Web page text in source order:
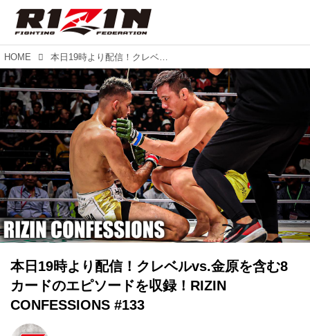
HOME 本日19時より配信！クレベルvs.金原を含む8カードのエピソードを収録！RIZIN CONFESSIONS #133
本日19時より配信！クレベルvs.金原を含む8
カードのエピソードを収録！RIZIN
CONFESSIONS #133